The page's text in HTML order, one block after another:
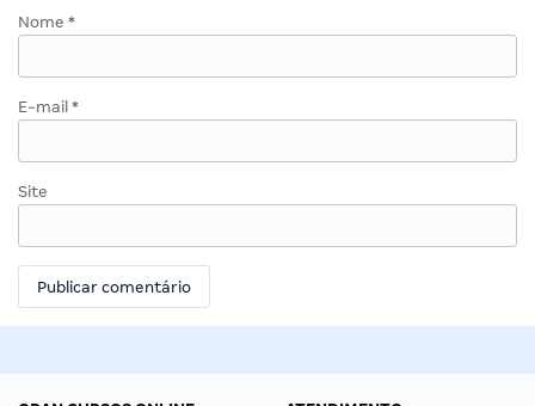
Nome *
E-mail *
Site